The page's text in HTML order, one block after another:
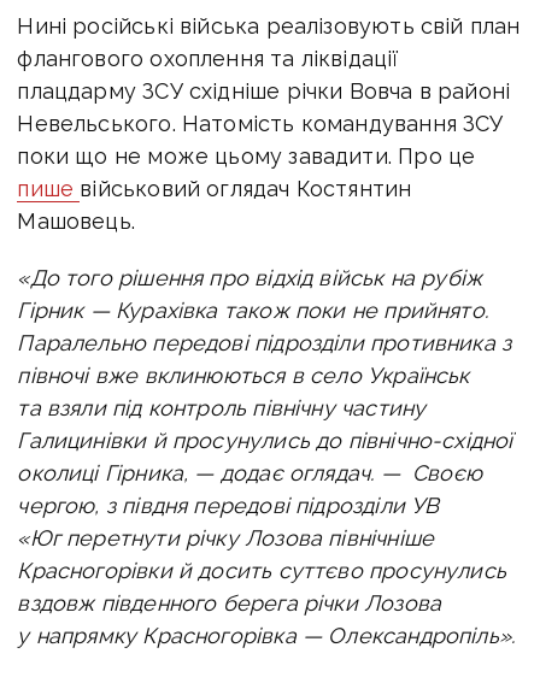
Нині російські війська реалізовують свій план
флангового охоплення та ліквідації
плацдарму ЗСУ східніше річки Вовча в районі
Невельського. Натомість командування ЗСУ
поки що не може цьому завадити. Про це
пише військовий оглядач Костянтин
Машовець.
«До того рішення про відхід військ на рубіж
Гірник — Курахівка також поки не прийнято.
Паралельно передові підрозділи противника з
півночі вже вклинюються в село Українськ
та взяли під контроль північну частину
Галицинівки й просунулись до північно-східної
околиці Гірника, — додає оглядач. — Своєю
чергою, з півдня передові підрозділи УВ
«Юг перетнути річку Лозова північніше
Красногорівки й досить суттєво просунулись
вздовж південного берега річки Лозова
у напрямку Красногорівка — Олександропіль».